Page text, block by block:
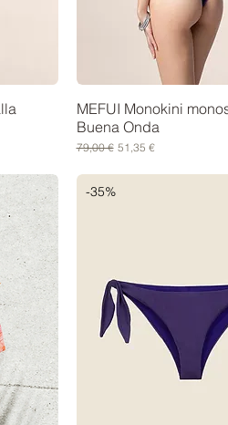
MEFUI Monokini
Buena Onda
Prezzo regolare
79,00 € Prezzo scontato
51,35 €
-35%